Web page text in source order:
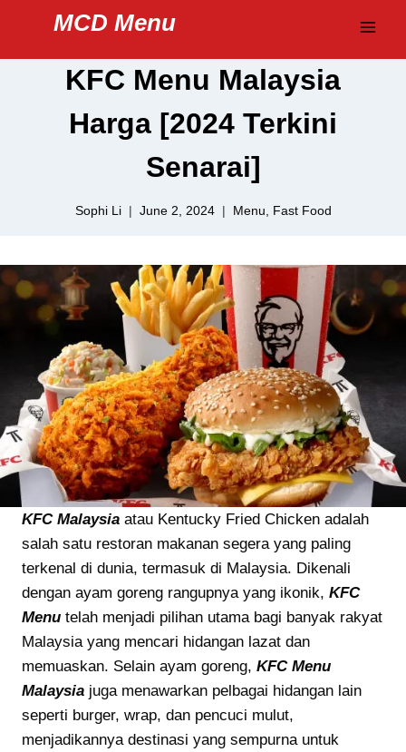
content
MCD Menu
KFC Menu Malaysia
Harga [2024 Terkini
Senarai]
Sophi Li June 2, 2024 Menu Fast Food
KFC Malaysia atau Kentucky Fried Chicken adalah
salah satu restoran makanan segera yang paling
terkenal di dunia, termasuk di Malaysia. Dikenali
dengan ayam goreng rangupnya yang ikonik, KFC
Menu telah menjadi pilihan utama bagi banyak rakyat
Malaysia yang mencari hidangan lazat dan
memuaskan. Selain ayam goreng, KFC Menu
Malaysia juga menawarkan pelbagai hidangan lain
seperti burger, wrap, dan pencuci mulut,
menjadikannya destinasi yang sempurna untuk